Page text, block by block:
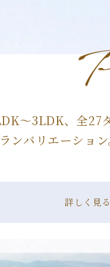
～3LDK、全27
ンバリエーション
詳しく見る